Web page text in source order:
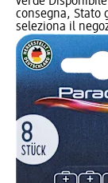
consegna, Stato
seleziona il